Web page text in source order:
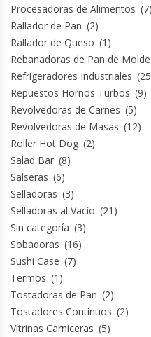
Vitrinas Refrigeradas
Procesadoras de Alimentos (7)
Rallador de Pan (2)
Rallador de Queso (1)
Rebanadoras de Pan de Molde
Refrigeradores Industriales
Repuestos Hornos Turbos (9)
Revolvedoras de Carnes (5)
Revolvedoras de Masas (12)
Roller Hot Dog (2)
Salad Bar (8)
Salseras (6)
Selladoras (3)
Selladoras al Vacío (21)
Sin categoría (3)
Sobadoras (16)
Sushi Case (7)
Termos (1)
Tostadoras de Pan (2)
Tostadores Contínuos (2)
Vitrinas Carniceras (5)